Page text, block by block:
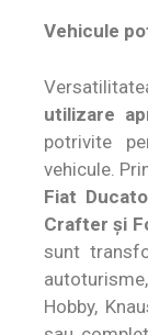
Vehicule
utilizare
potrivite
vehicule.
Fiat
Crafter și
sunt
Hobby,